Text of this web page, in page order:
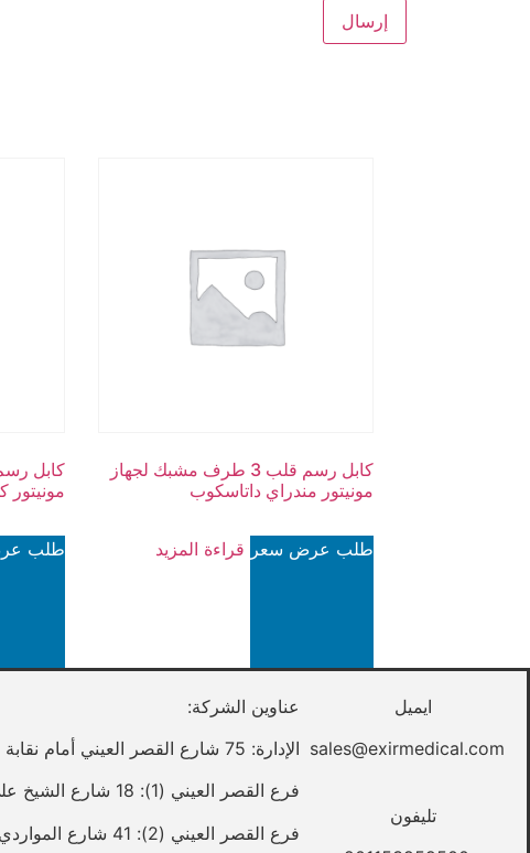
كابل رسم قلب 3 طرف مشبك لجهاز
مونيتور مندراي داتاسكوب
طلب عرض سعر قراءة المزيد
مونيتور
طلب
ايميل
sales@exirmedical.com
تليفون
عناوين الشركة:
الإدارة: 75 شارع القصر العيني أمام نقابة الأطباء – القاهرة
فرع القصر العيني (1): 18 شارع الشيخ علي يوسف – القصر العيني – القاهرة
فرع القصر العيني (2): 41 شارع المواردي – القصر العيني – القاهرة